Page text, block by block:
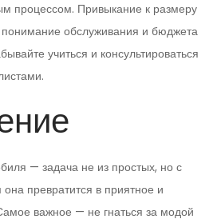
процессом. Привыкание к размеру
обслуживания и бюджета
учиться и консультироваться
— задача не из простых, но с
превратится в приятное и
важное — не гнаться за модой